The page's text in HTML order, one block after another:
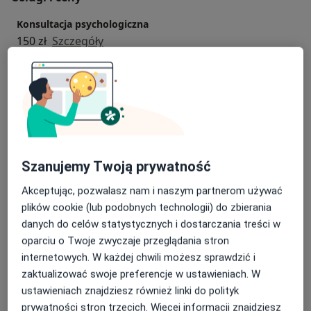
daje mi najwięcej satysfakcji.
INFORMACJA DLA RODZICÓW:
konsultacyjne w sprawie dziecka zapraszam samych
opiekunów. Omawianie w obecności dziecka jego
problemów i trudności może być dla niego bardzo
trudne.
Konsultacja psychologiczna
150 zł Szczegóły
Konsultacja psychologiczna online
150 zł Szczegóły
Poradnictwo dla rodziców
Terapia psychologiczna
150 zł Szczegóły
Diagnoza psychologiczna
450 zł Szczegóły
+ 2 usługi
Szanujemy Twoją prywatność
Akceptując, pozwalasz nam i naszym partnerom używać
plików cookie (lub podobnych technologii) do zbierania
danych do celów statystycznych i dostarczania treści w
oparciu o Twoje zwyczaje przeglądania stron
internetowych. W każdej chwili możesz sprawdzić i
zaktualizować swoje preferencje w ustawieniach. W
ustawieniach znajdziesz również linki do polityk
prywatności stron trzecich. Więcej informacji znajdziesz